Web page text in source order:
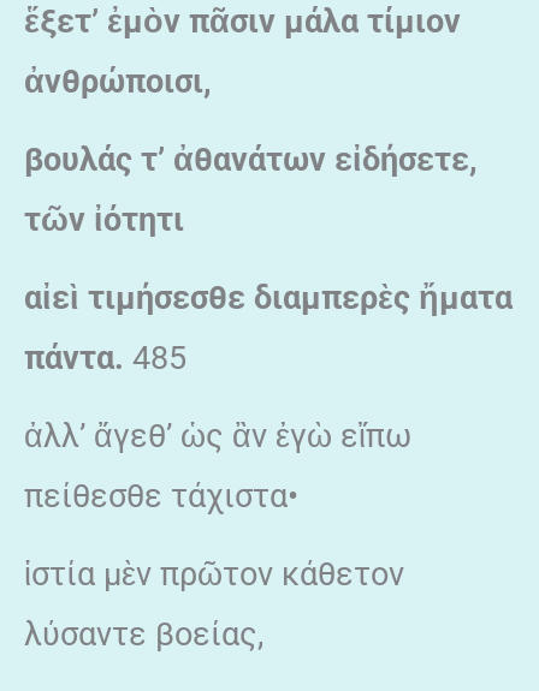
ἕξετ’ ἐμὸν πᾶσιν μάλα τίμιον
ἀνθρώποισι,
βουλάς τ’ ἀθανάτων εἰδήσετε,
τῶν ἰότητι
αἰεὶ τιμήσεσθε διαμπερὲς ἤματα
πάντα. 485
ἀλλ’ ἄγεθ’ ὡς ἂν ἐγὼ εἴπω
πείθεσθε τάχιστα•
ἱστία μὲν πρῶτον κάθετον
λύσαντε βοείας,